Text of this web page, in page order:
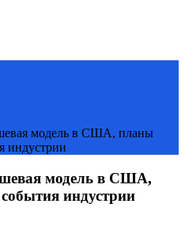
модель в США, планы
индустрии
модель в США,
индустрии